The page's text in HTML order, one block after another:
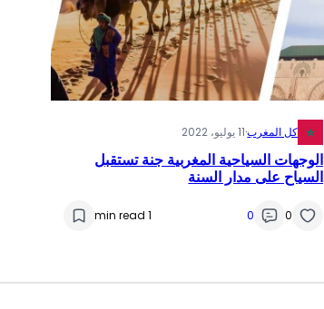
كل المغرب·11 يوليو، 2022
الوجهات السياحية المغربية جنة تستقبل
السياح على مدار السنة
0
0
1 min read